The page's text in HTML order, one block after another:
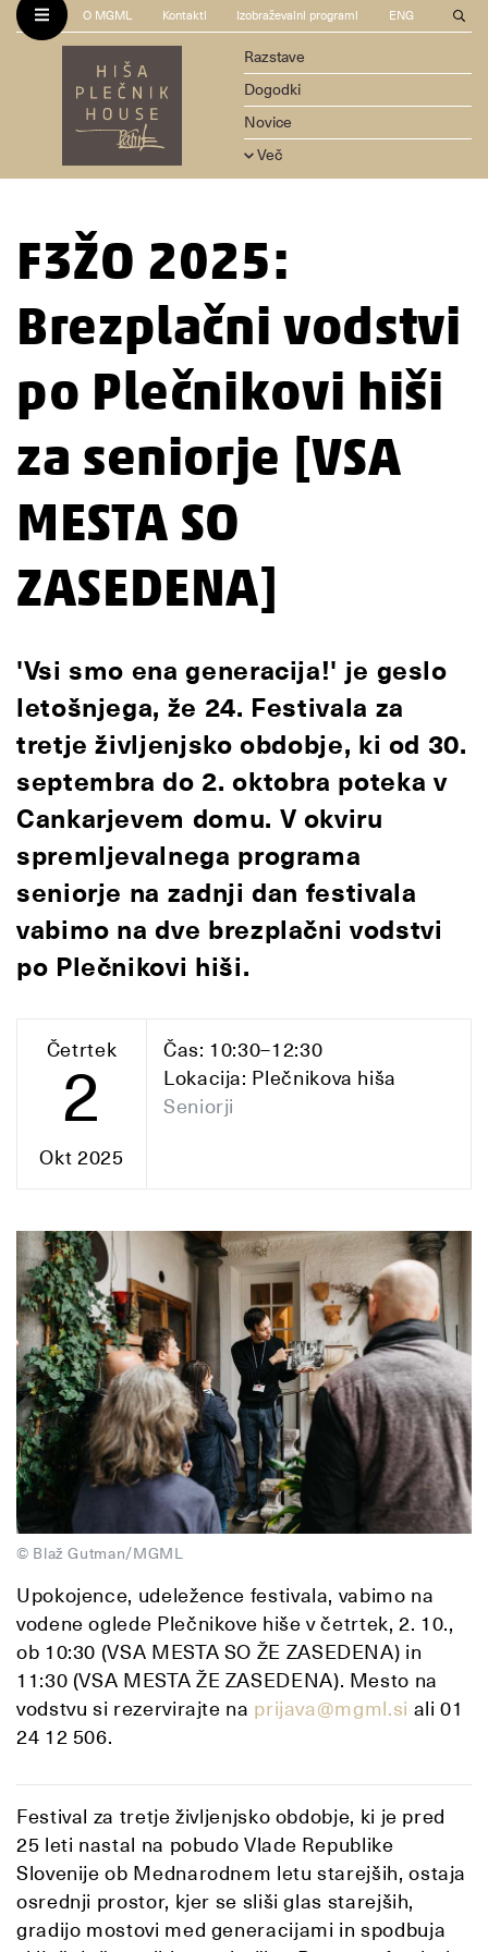
O MGML Kontakti Izobraževalni programi ENG
Razstave
Dogodki
Novice
Več
F3ŽO 2025:
Brezplačni vodstvi
po Plečnikovi hiši
za seniorje [VSA
MESTA SO
ZASEDENA]
'Vsi smo ena generacija!' je geslo
letošnjega, že 24. Festivala za
tretje življenjsko obdobje, ki od 30.
septembra do 2. oktobra poteka v
Cankarjevem domu. V okviru
spremljevalnega programa
seniorje na zadnji dan festivala
vabimo na dve brezplačni vodstvi
po Plečnikovi hiši.
Četrtek
2
Okt 2025
Čas: 10:30–12:30
Lokacija: Plečnikova hiša
Seniorji
© Blaž Gutman/MGML
Upokojence, udeležence festivala, vabimo na
vodene oglede Plečnikove hiše v četrtek, 2. 10.,
ob 10:30 (VSA MESTA SO ŽE ZASEDENA) in
11:30 (VSA MESTA ŽE ZASEDENA). Mesto na
vodstvu si rezervirajte na prijava@mgml.si ali 01
24 12 506.
Festival za tretje življenjsko obdobje, ki je pred
25 leti nastal na pobudo Vlade Republike
Slovenije ob Mednarodnem letu starejših, ostaja
osrednji prostor, kjer se sliši glas starejših,
gradijo mostovi med generacijami in spodbuja